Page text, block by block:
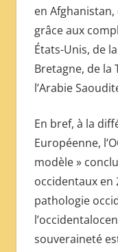
en Afghanistan,
grâce aux
États-Unis, de
Bretagne, de la
l’Arabie
En bref, à la
Européenne,
modèle »
occidentaux en
pathologie
souveraineté